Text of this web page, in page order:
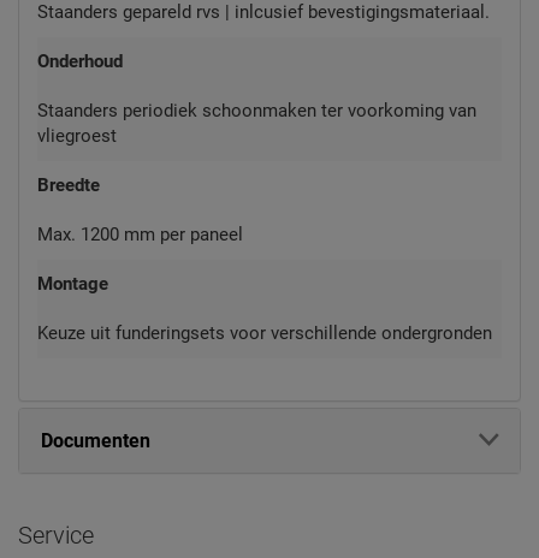
Staanders gepareld rvs | inlcusief bevestigingsmateriaal.
Onderhoud
Staanders periodiek schoonmaken ter voorkoming van
vliegroest
Breedte
Max. 1200 mm per paneel
Montage
Keuze uit funderingsets voor verschillende ondergronden
Documenten
Service